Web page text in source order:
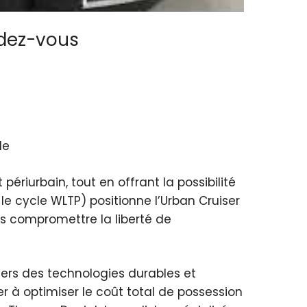
vous
tout en offrant la possibilité
WLTP) positionne l’Urban Cruiser
compromettre la liberté de
des technologies durables et
à optimiser le coût total de possession